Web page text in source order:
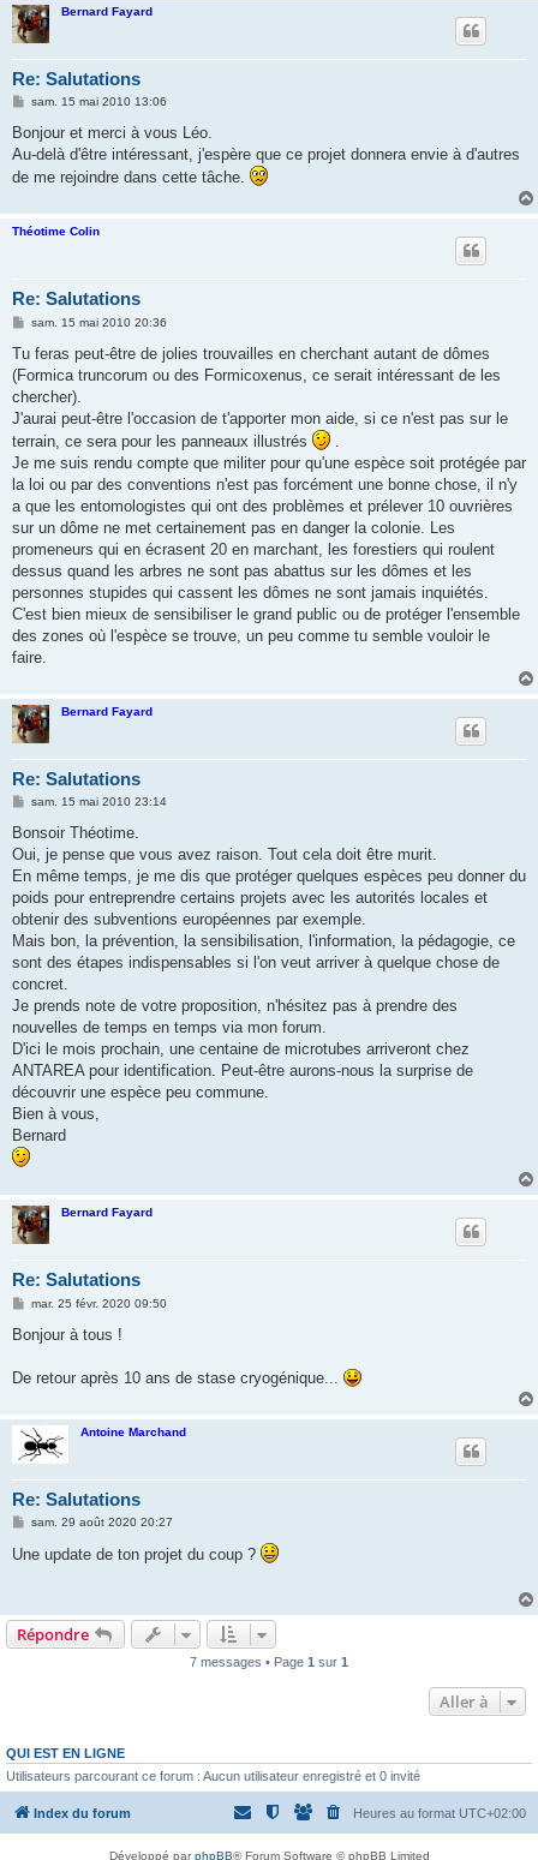
Bernard Fayard
Re: Salutations
M
s
a
g
e
sam. 15 mai 2010 13:06
Bonjour et merci à vous Léo.
Au-delà d'être intéressant, j'espère que ce projet donnera envie à d'autres
de me rejoindre dans cette tâche.
Théotime Colin
Re: Salutations
M
s
a
g
sam. 15 mai 2010 20:36
Tu feras peut-être de jolies trouvailles en cherchant autant de dômes
(Formica truncorum ou des Formicoxenus, ce serait intéressant de les
chercher).
J'aurai peut-être l'occasion de t'apporter mon aide, si ce n'est pas sur le
terrain, ce sera pour les panneaux illustrés
Je me suis rendu compte que militer pour qu'une espèce soit protégée par
la loi ou par des conventions n'est pas forcément une bonne chose, il n'y
a que les entomologistes qui ont des problèmes et prélever 10 ouvrières
sur un dôme ne met certainement pas en danger la colonie. Les
promeneurs qui en écrasent 20 en marchant, les forestiers qui roulent
dessus quand les arbres ne sont pas abattus sur les dômes et les
personnes stupides qui cassent les dômes ne sont jamais inquiétés.
C'est bien mieux de sensibiliser le grand public ou de protéger l'ensemble
des zones où l'espèce se trouve, un peu comme tu semble vouloir le
faire.
Bernard Fayard
Re: Salutations
M
s
a
g
sam. 15 mai 2010 23:14
Bonsoir Théotime.
Oui, je pense que vous avez raison. Tout cela doit être murit.
En même temps, je me dis que protéger quelques espèces peu donner du
poids pour entreprendre certains projets avec les autorités locales et
obtenir des subventions européennes par exemple.
Mais bon, la prévention, la sensibilisation, l'information, la pédagogie, ce
sont des étapes indispensables si l'on veut arriver à quelque chose de
concret.
Je prends note de votre proposition, n'hésitez pas à prendre des
nouvelles de temps en temps via mon forum.
D'ici le mois prochain, une centaine de microtubes arriveront chez
ANTAREA pour identification. Peut-être aurons-nous la surprise de
découvrir une espèce peu commune.
Bien à vous,
Bernard
Bernard Fayard
Re: Salutations
M
s
g
mar. 25 févr. 2020 09:50
Bonjour à tous !
De retour après 10 ans de stase cryogénique...
Antoine Marchand
Re: Salutations
M
s
s
sam. 29 août 2020 20:27
Une update de ton projet du coup ?
Répondre
7 messages • Page 1 sur 1
Aller à
QUI EST EN LIGNE
Utilisateurs parcourant ce forum : Aucun utilisateur enregistré et 0 invité
Index du forum Heures au format UTC+02:00
Développé parphpBB® Forum Software © phpBB Limited